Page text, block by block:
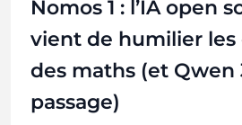
Nomos 1 : l’IA open
vient de humilier les
des maths (et Qwen
passage)